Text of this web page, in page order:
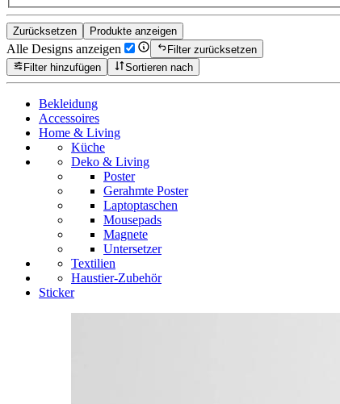
Zurücksetzen Produkte anzeigen
Alle Designs anzeigen
Filter zurücksetzen
Filter hinzufügen
Sortieren nach
Bekleidung
Accessoires
Home & Living
Küche
Deko & Living
Poster
Gerahmte Poster
Laptoptaschen
Mousepads
Magnete
Untersetzer
Textilien
Haustier-Zubehör
Sticker